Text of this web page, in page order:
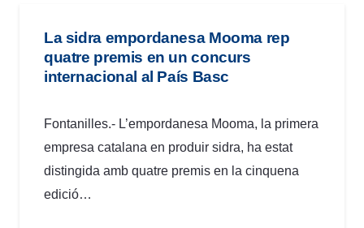
La sidra empordanesa Mooma rep
quatre premis en un concurs
internacional al País Basc
Fontanilles.- L’empordanesa Mooma, la primera
empresa catalana en produir sidra, ha estat
distingida amb quatre premis en la cinquena
edició…